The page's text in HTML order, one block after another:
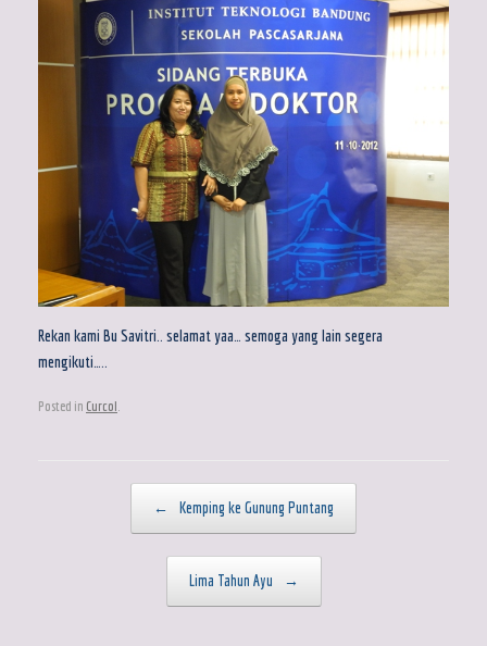
Rekan kami Bu Savitri.. selamat yaa… semoga yang lain segera
mengikuti…..
Posted in Curcol.
← Kemping ke Gunung Puntang
Lima Tahun Ayu →